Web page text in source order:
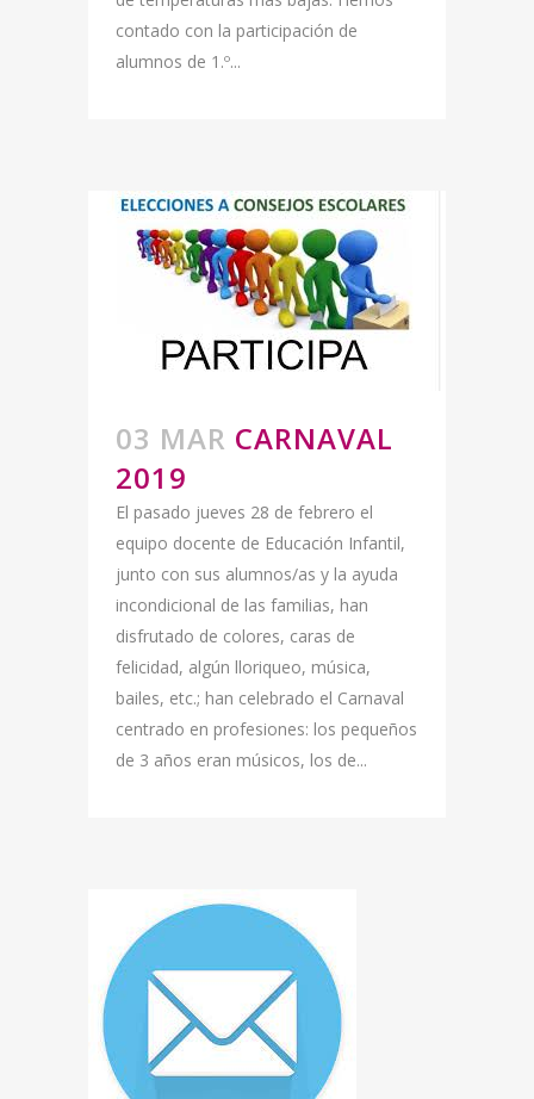
contado con la participación de
alumnos de 1.º...
03 MAR CARNAVAL
2019
El pasado jueves 28 de febrero el
equipo docente de Educación Infantil,
junto con sus alumnos/as y la ayuda
incondicional de las familias, han
disfrutado de colores, caras de
felicidad, algún lloriqueo, música,
bailes, etc.; han celebrado el Carnaval
centrado en profesiones: los pequeños
de 3 años eran músicos, los de...